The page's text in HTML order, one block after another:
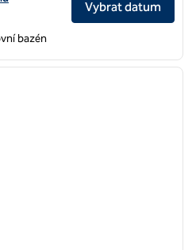
Vybrat datum
bazén
další